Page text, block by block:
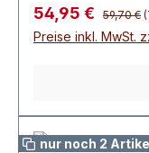
Verkaufspreis:
54,95 € 59,70 €
Preise inkl. MwSt.
nur noch 2